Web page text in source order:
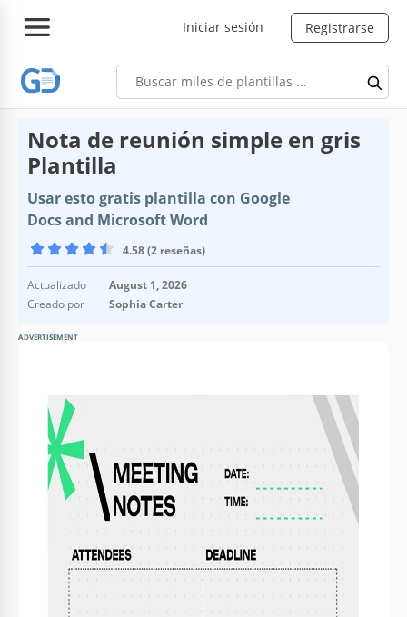
Iniciar sesión Registrarse
Nota de reunión simple en gris
Plantilla
Usar esto gratis plantilla con Google
Docs and Microsoft Word
4.58 (2 reseñas)
Actualizado
August 1, 2026
Creado por
Sophia Carter
ADVERTISEMENT